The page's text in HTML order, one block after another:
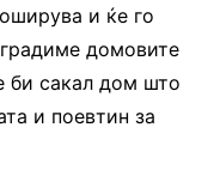
и ќе го
домовите
би сакал дом што
и поевтин за